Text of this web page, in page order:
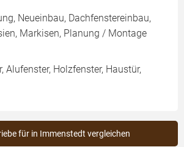
Neueinbau, Dachfenstereinbau,
Markisen, Planung / Montage
Alufenster, Holzfenster, Haustür,
für in Immenstedt vergleichen